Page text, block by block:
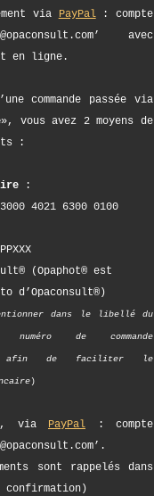
via PayPal: compte
avec
en ligne.
commande passée via
», vous avez 2 moyens de
:
:
4021 6300 0100
(Opaphot® est
d’Opaconsult®)
dans le libellé du
de commande
afin de faciliter le
)
via PayPal : compte
sont rappelés dans